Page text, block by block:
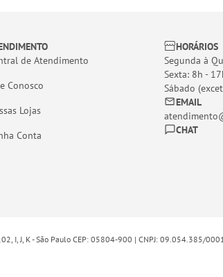
de Atendimento
Conosco
Lojas
Conta
HORÁRIOS
Segunda à
Sexta: 8h -
Sábado
EMAIL
CHAT
I, J, K - São Paulo CEP: 05804-900 | CNPJ: 09.054.385/